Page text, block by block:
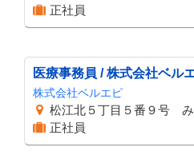
正社員
医療事務員 / 株式会社ベル
株式会社ベルエピ
松江北５丁目５番９号
正社員